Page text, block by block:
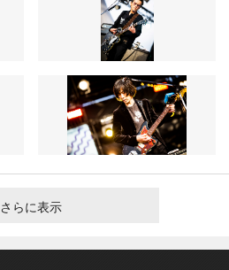
さらに表示